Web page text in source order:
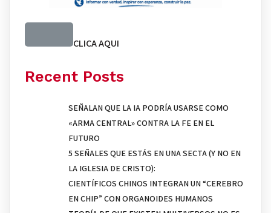
CLICA AQUI
Recent Posts
SEÑALAN QUE LA IA PODRÍA USARSE COMO
«ARMA CENTRAL» CONTRA LA FE EN EL
FUTURO
5 SEÑALES QUE ESTÁS EN UNA SECTA (Y NO EN
LA IGLESIA DE CRISTO):
CIENTÍFICOS CHINOS INTEGRAN UN “CEREBRO
EN CHIP” CON ORGANOIDES HUMANOS